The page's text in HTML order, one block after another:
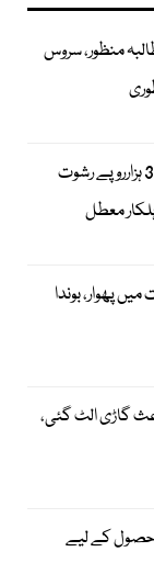
منظور، سروس
کراچی: شہری کو ہراساں کرکے30 ہزارروپے رشوت
پھوار، بوندا
گاڑی الٹ گئی،
حصول کے لیے